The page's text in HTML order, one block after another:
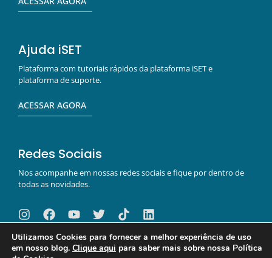
Ajuda iSET
Plataforma com tutoriais rápidos da plataforma iSET e
plataforma de suporte.
ACESSAR AGORA
Redes Sociais
Nos acompanhe em nossas redes sociais e fique por dentro de
todas as novidades.
Utilizamos Cookies para fornecer a melhor experiência de uso
em nosso blog. Clique aqui para saber mais sobre nossa Política